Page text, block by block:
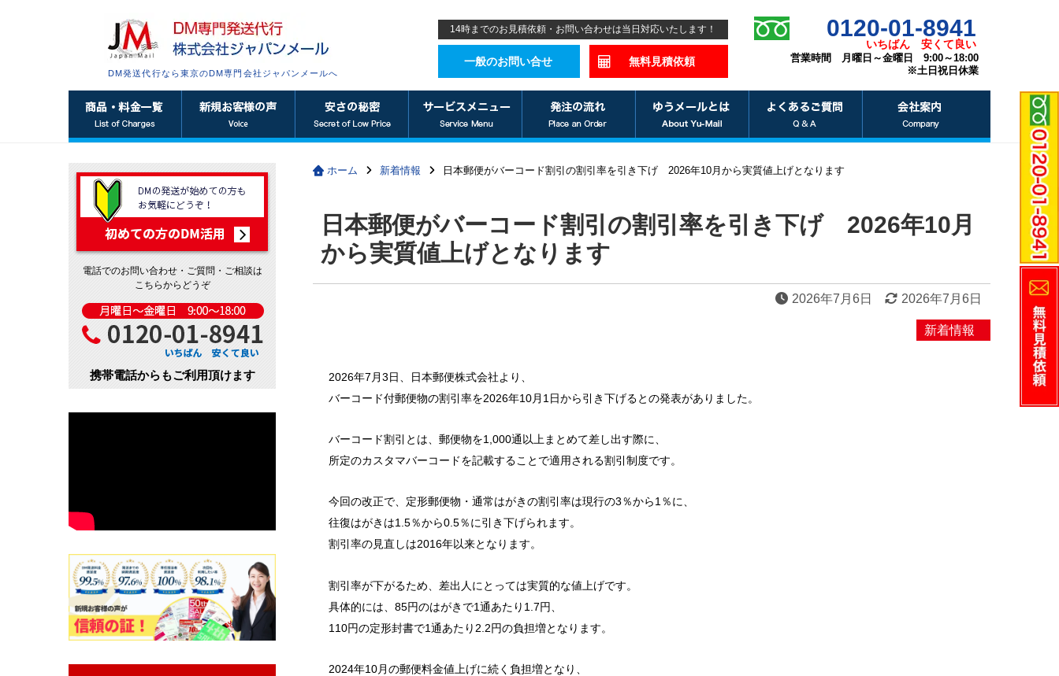
DM発送代行なら東京のDM専門会社ジャパンメールへ
14時までのお見積依頼・お問い合わせは当日対応いたします！
一般のお問い合せ 無料見積依頼
0120-01-8941
いちばん 安くて良い
営業時間 月曜日～金曜日 9:00～18:00
※土日祝日休業
ホーム 新着情報 日本郵便がバーコード割引の割引率を引き下げ 2026年10月から実質値上げとなります
日本郵便がバーコード割引の割引率を引き下げ 2026年10月
から実質値上げとなります
2026年7月6日 2026年7月6日
新着情報
2026年7月3日、日本郵便株式会社より、
バーコード付郵便物の割引率を2026年10月1日から引き下げるとの発表がありました。
バーコード割引とは、郵便物を1,000通以上まとめて差し出す際に、
所定のカスタマバーコードを記載することで適用される割引制度です。
今回の改正で、定形郵便物・通常はがきの割引率は現行の3％から1％に、
往復はがきは1.5％から0.5％に引き下げられます。
割引率の見直しは2016年以来となります。
割引率が下がるため、差出人にとっては実質的な値上げです。
具体的には、85円のはがきで1通あたり1.7円、
110円の定形封書で1通あたり2.2円の負担増となります。
2024年10月の郵便料金値上げに続く負担増となり、
電話でのお問い合わせ・ご質問・ご相談は
こちらからどうぞ
携帯電話からもご利用頂けます